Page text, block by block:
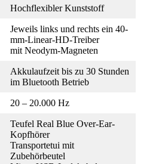
Hochflexibler Kunststoff
Jeweils links und rechts ein 40-
mm-Linear-HD-Treiber
mit Neodym-Magneten
Akkulaufzeit bis zu 30 Stunden
im Bluetooth Betrieb
20 – 20.000 Hz
Teufel Real Blue Over-Ear-
Kopfhörer
Transportetui mit
Zubehörbeutel